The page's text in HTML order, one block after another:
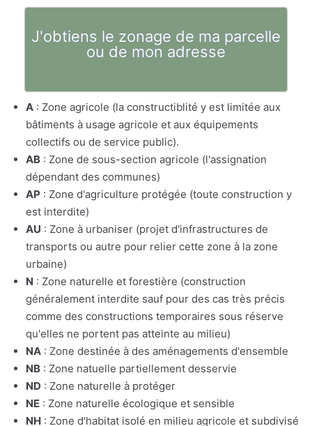
J'obtiens le zonage de ma parcelle
ou de mon adresse
A : Zone agricole (la constructiblité y est limitée aux
bâtiments à usage agricole et aux équipements
collectifs ou de service public).
AB : Zone de sous-section agricole (l'assignation
dépendant des communes)
AP : Zone d'agriculture protégée (toute construction y
est interdite)
AU : Zone à urbaniser (projet d'infrastructures de
transports ou autre pour relier cette zone à la zone
urbaine)
N : Zone naturelle et forestière (construction
généralement interdite sauf pour des cas très précis
comme des constructions temporaires sous réserve
qu'elles ne portent pas atteinte au milieu)
NA : Zone destinée à des aménagements d'ensemble
NB : Zone natuelle partiellement desservie
ND : Zone naturelle à protéger
NE : Zone naturelle écologique et sensible
NH : Zone d'habitat isolé en milieu agricole et subdivisé